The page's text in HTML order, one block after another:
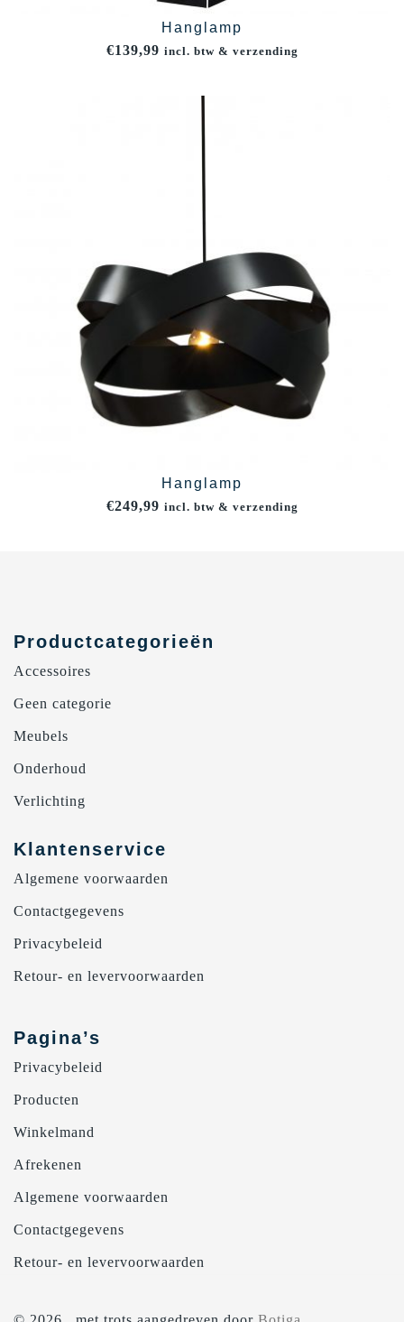
Hanglamp
€139,99 incl. btw & verzending
Hanglamp
€249,99 incl. btw & verzending
Productcategorieën
Accessoires
Geen categorie
Meubels
Onderhoud
Verlichting
Klantenservice
Algemene voorwaarden
Contactgegevens
Privacybeleid
Retour- en levervoorwaarden
Pagina’s
Privacybeleid
Producten
Winkelmand
Afrekenen
Algemene voorwaarden
Contactgegevens
Retour- en levervoorwaarden